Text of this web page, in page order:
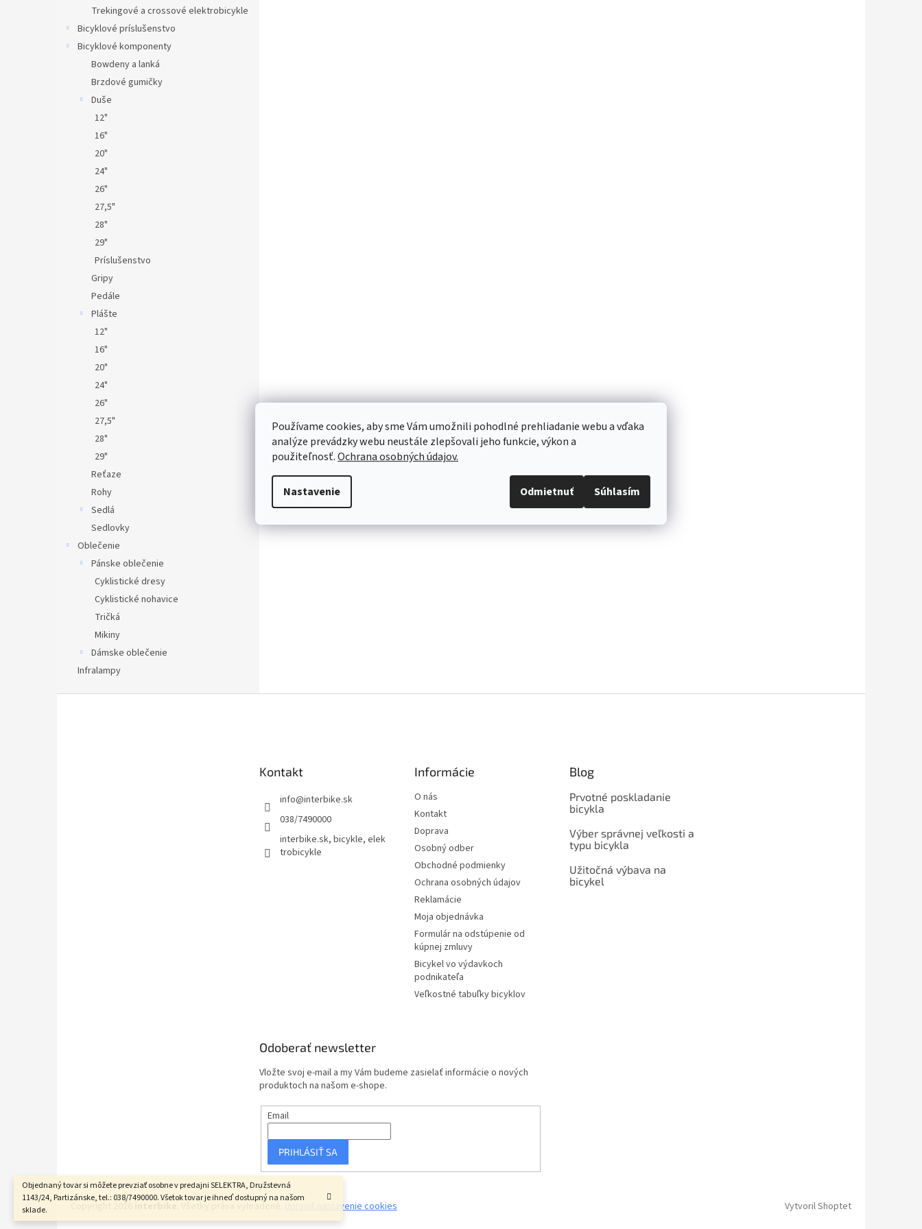
Používame cookies, aby sme Vám umožnili pohodlné prehliadanie webu a vďaka
analýze prevádzky webu neustále zlepšovali jeho funkcie, výkon a
použiteľnosť.Ochrana osobných údajov.
Nastavenie Odmietnuť Súhlasím
Objednaný tovar si môžete prevziať osobne v predajni SELEKTRA, Družstevná
1143/24, Partizánske, tel.: 038/7490000. Všetok tovar je ihneď dostupný na našom
sklade.
Trekingové a crossové elektrobicykle
Bicyklové príslušenstvo
Bicyklové komponenty
Bowdeny a lanká
Brzdové gumičky
Duše
12"
16"
20"
24"
26"
27,5"
28"
29"
Príslušenstvo
Gripy
Pedále
Plášte
12"
16"
20"
24"
26"
27,5"
28"
29"
Reťaze
Rohy
Sedlá
Sedlovky
Oblečenie
Pánske oblečenie
Cyklistické dresy
Cyklistické nohavice
Tričká
Mikiny
Dámske oblečenie
Infralampy
Kontakt
info@interbike.sk
038/7490000
interbike.sk, bicykle, elek
trobicykle
Informácie
O nás
Kontakt
Doprava
Osobný odber
Obchodné podmienky
Ochrana osobných údajov
Reklamácie
Moja objednávka
Formulár na odstúpenie od
kúpnej zmluvy
Bicykel vo výdavkoch
podnikateľa
Veľkostné tabuľky bicyklov
Blog
Prvotné poskladanie
bicykla
Výber správnej veľkosti a
typu bicykla
Užitočná výbava na
bicykel
Odoberať newsletter
Vložte svoj e-mail a my Vám budeme zasielať informácie o nových
produktoch na našom e-shope.
Email
PRIHLÁSIŤ SA
Vytvoril Shoptet
Copyright 2026 Upraviť nastavenie cookies